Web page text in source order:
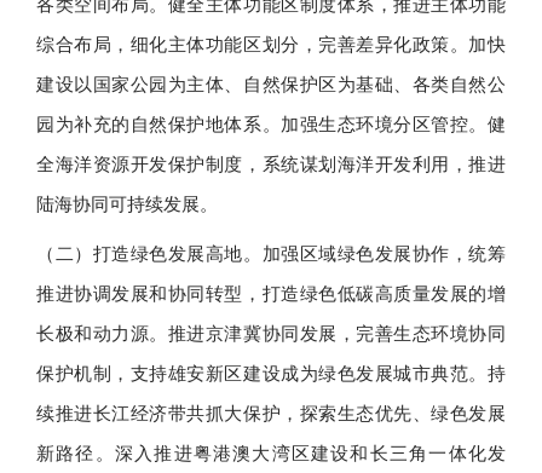
综合布局，细化主体功能区划分，完善差异化政策。加快
建设以国家公园为主体、自然保护区为基础、各类自然公
园为补充的自然保护地体系。加强生态环境分区管控。健
全海洋资源开发保护制度，系统谋划海洋开发利用，推进
陆海协同可持续发展。
（二）打造绿色发展高地。加强区域绿色发展协作，统筹
推进协调发展和协同转型，打造绿色低碳高质量发展的增
长极和动力源。推进京津冀协同发展，完善生态环境协同
保护机制，支持雄安新区建设成为绿色发展城市典范。持
续推进长江经济带共抓大保护，探索生态优先、绿色发展
新路径。深入推进粤港澳大湾区建设和长三角一体化发